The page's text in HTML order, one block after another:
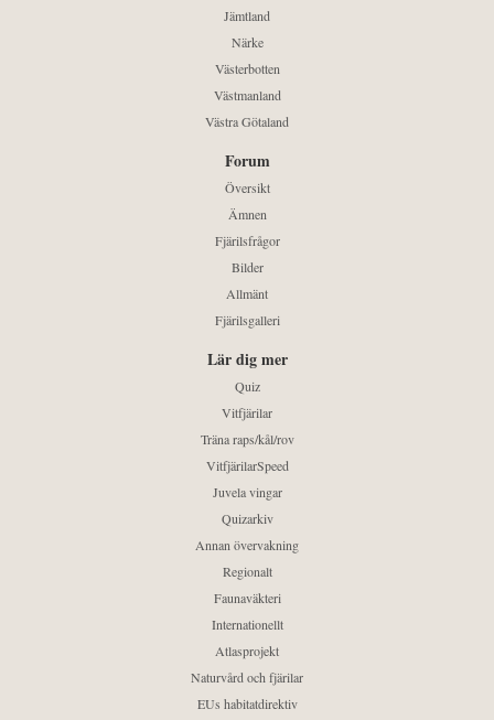
Jämtland
Närke
Västerbotten
Västmanland
Västra Götaland
Forum
Översikt
Ämnen
Fjärilsfrågor
Bilder
Allmänt
Fjärilsgalleri
Lär dig mer
Quiz
Vitfjärilar
Träna raps/kål/rov
VitfjärilarSpeed
Juvela vingar
Quizarkiv
Annan övervakning
Regionalt
Faunaväkteri
Internationellt
Atlasprojekt
Naturvård och fjärilar
EUs habitatdirektiv